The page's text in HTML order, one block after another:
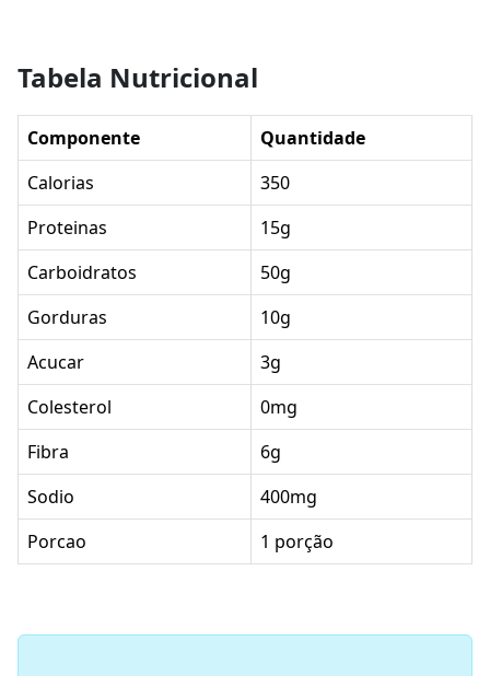
Tabela Nutricional
Componente
Quantidade
Calorias
350
Proteinas
15g
Carboidratos
50g
Gorduras
10g
Acucar
3g
Colesterol
0mg
Fibra
6g
Sodio
400mg
Porcao
1 porção